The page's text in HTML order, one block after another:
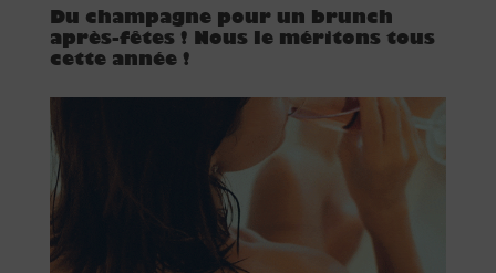
Du champagne pour un brunch
après-fêtes ! Nous le méritons tous
cette année !